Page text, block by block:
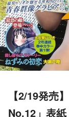
【2/19発売】「週刊ヤングマガジン 2024年
No.12」表